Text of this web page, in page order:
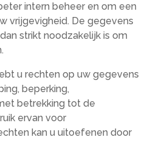
intern beheer en om een
vrijgevigheid. De gegevens
strikt noodzakelijk is om
u rechten op uw gegevens
beperking,
betrekking tot de
ervan voor
kan u uitoefenen door